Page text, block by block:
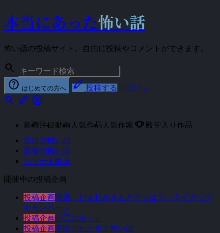
本当にあった怖い話
怖い話の投稿サイト。自由に投稿やコメントができます。
search
help はじめての方へ stylus 投稿する ログイン
search stylus account_circle
新着 注目 動画 人気作品 人気作家 emoji_events 殿堂入り作品
注目の怖い話
新着の怖い話
ショート動画
開催中の投稿企画
投稿企画映画「だぁれかさんとアソぼ？」タイアップ
キャンペーン
投稿企画心霊スポット
投稿企画意味がわかると怖い話